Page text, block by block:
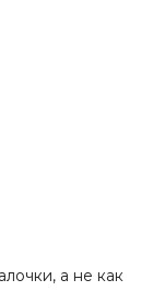
а не как